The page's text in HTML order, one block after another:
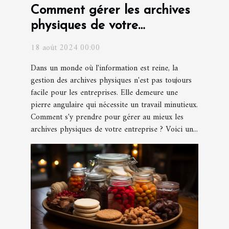
Comment gérer les archives
physiques de votre
18 août 2024 00:00
Dans un monde où l'information est reine, la
gestion des archives physiques n'est pas toujours
facile pour les entreprises. Elle demeure une
pierre angulaire qui nécessite un travail minutieux.
Comment s'y prendre pour gérer au mieux les
archives physiques de votre entreprise ? Voici un...